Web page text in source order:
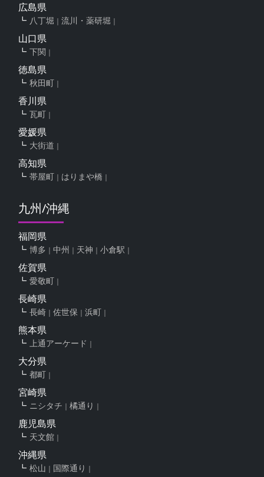
広島県
八丁堀 流川・薬研堀
山口県
下関
徳島県
秋田町
香川県
瓦町
愛媛県
大街道
高知県
帯屋町 はりまや橋
九州/沖縄
福岡県
博多 中州 天神 小倉駅
佐賀県
愛敬町
長崎県
長崎 佐世保 浜町
熊本県
上通アーケード
大分県
都町
宮崎県
ニシタチ 橘通り
鹿児島県
天文館
沖縄県
松山 国際通り